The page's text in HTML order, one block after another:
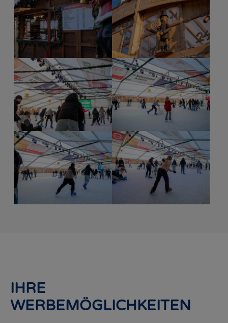
Show larger version for:Show larger version for:
Show larger version for:Show larger version for:
IHRE
WERBEMÖGLICHKEITEN